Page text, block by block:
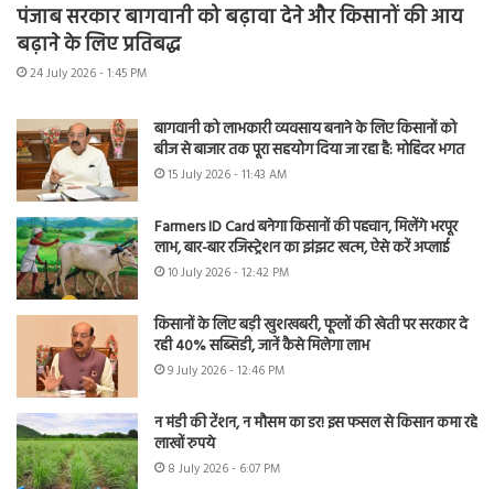
पंजाब सरकार बागवानी को बढ़ावा देने और किसानों की आय
बढ़ाने के लिए प्रतिबद्ध
24 July 2026 - 1:45 PM
बागवानी को लाभकारी व्यवसाय बनाने के लिए किसानों को
बीज से बाजार तक पूरा सहयोग दिया जा रहा है: मोहिंदर भगत
15 July 2026 - 11:43 AM
Farmers ID Card बनेगा किसानों की पहचान, मिलेंगे भरपूर
लाभ, बार-बार रजिस्ट्रेशन का झंझट खत्म, ऐसे करें अप्लाई
10 July 2026 - 12:42 PM
किसानों के लिए बड़ी खुशखबरी, फूलों की खेती पर सरकार दे
रही 40% सब्सिडी, जानें कैसे मिलेगा लाभ
9 July 2026 - 12:46 PM
न मंडी की टेंशन, न मौसम का डर! इस फसल से किसान कमा रहे
लाखों रुपये
8 July 2026 - 6:07 PM